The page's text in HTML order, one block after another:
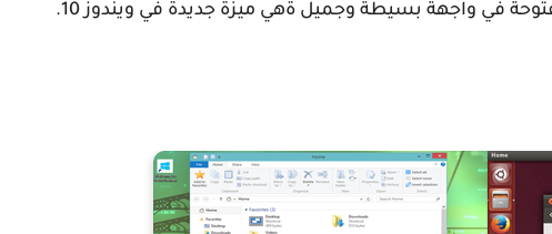
القدرة على عرض و التنقل بين جميع النوافذ المفتوحة في واجهة بسيطة وجميل ةهي ميزة جديدة في ويندوز 10.